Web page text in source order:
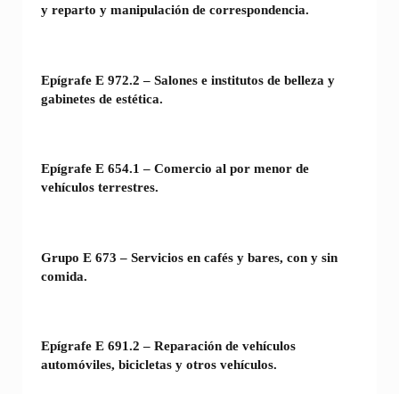
y reparto y manipulación de correspondencia.
Epígrafe E 972.2 – Salones e institutos de belleza y
gabinetes de estética.
Epígrafe E 654.1 – Comercio al por menor de
vehículos terrestres.
Grupo E 673 – Servicios en cafés y bares, con y sin
comida.
Epígrafe E 691.2 – Reparación de vehículos
automóviles, bicicletas y otros vehículos.